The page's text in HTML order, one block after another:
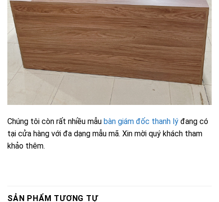
Chúng tôi còn rất nhiều mẫu bàn giám đốc thanh lý đang có
tại cửa hàng với đa dạng mẫu mã. Xin mời quý khách tham
khảo thêm.
SẢN PHẨM TƯƠNG TỰ